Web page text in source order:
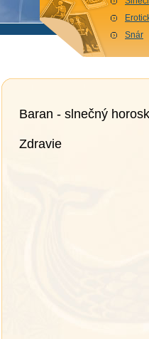
Snár
Baran - slnečný
Zdravie